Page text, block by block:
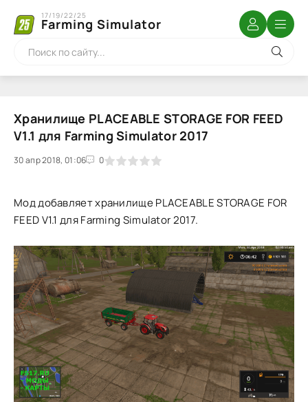
Farming Simulator
17/19/22/25
Хранилище PLACEABLE STORAGE FOR FEED
V1.1 для Farming Simulator 2017
30 апр 2018, 01:06 0
1 2 3 4 5
Мод добавляет хранилище PLACEABLE STORAGE FOR
FEED V1.1 для Farming Simulator 2017.